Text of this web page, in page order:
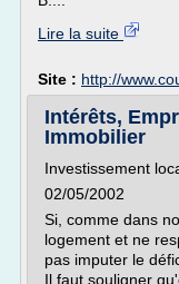
Lire la suite
Site : http://
Intérêts,
Immobilier
Investissement
02/05/2002
Si, comme dans
logement et ne
pas imputer le
Il faut souligner